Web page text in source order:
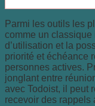
Parmi les outils les
comme un
d’utilisation et la
priorité et échéance
personnes actives.
jonglant entre
avec Todoist, il peut
recevoir des rappels